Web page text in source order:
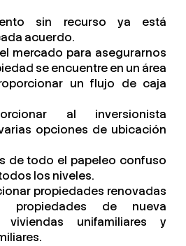
sin recurso ya está
acuerdo.
mercado para asegurarnos
se encuentre en un área
un flujo de caja
al inversionista
opciones de ubicación
de todo el papeleo confuso
los niveles.
propiedades renovadas
propiedades de nueva
viviendas unifamiliares y